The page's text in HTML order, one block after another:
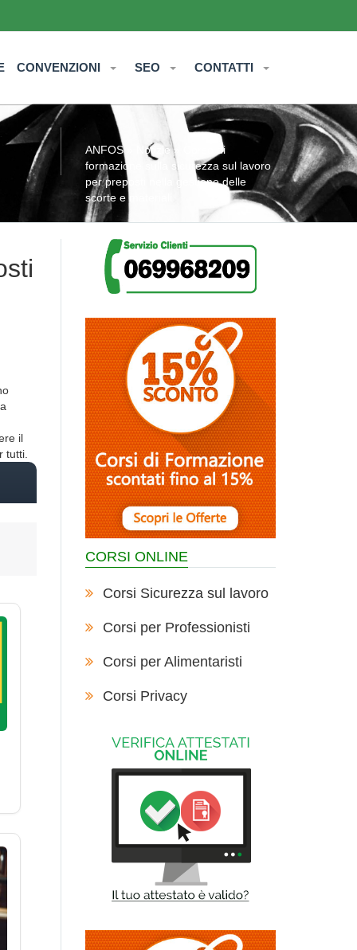
CONVENZIONI SEO CONTATTI
ANFOS» Notizie» Corso di
formazione sulla sicurezza sul lavoro
per preposti nella gestione delle
scorte e materiali
il
tutti.
CORSI ONLINE
Corsi Sicurezza sul lavoro
Corsi per Professionisti
Corsi per Alimentaristi
Corsi Privacy